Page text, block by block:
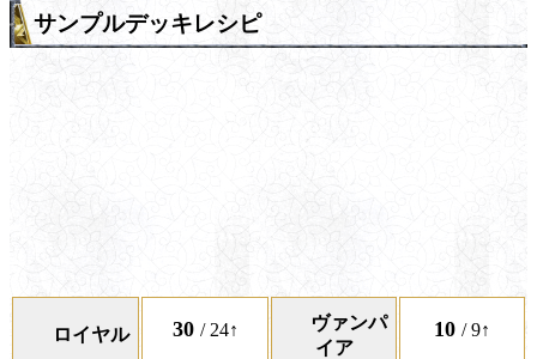
サンプルデッキレシピ
ロイヤル 30 / 24↑
ヴァンパ
イア
10 / 9↑